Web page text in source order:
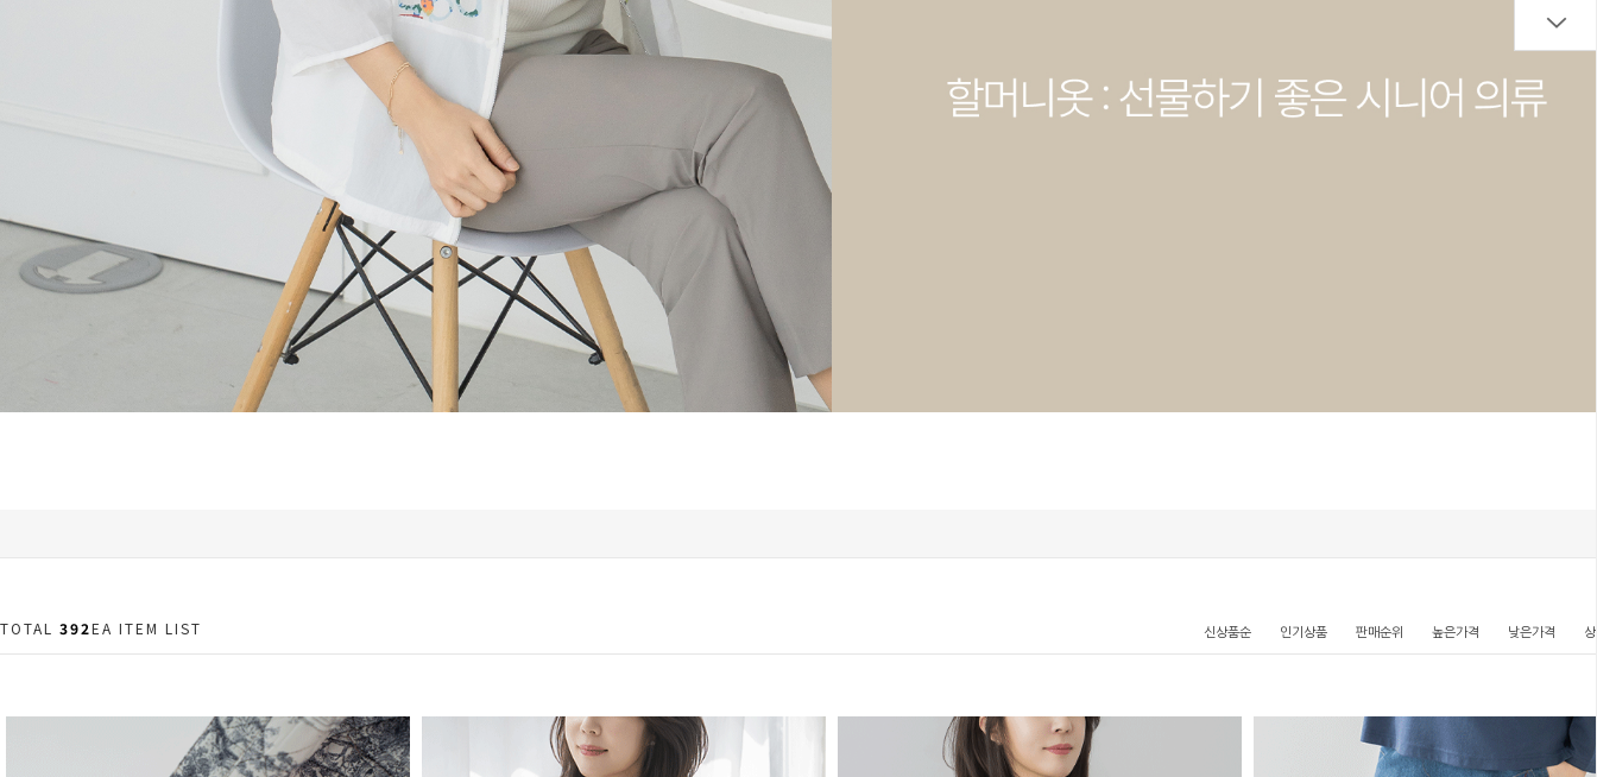
TOTAL 392EA ITEM LIST 신상품순 인기상품 판매순위 높은가격 낮은가격